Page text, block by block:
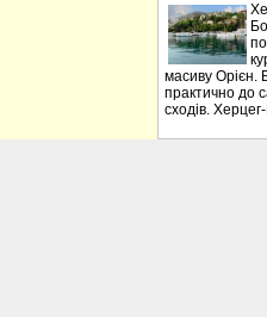
масиву Орієн.
практично до
сходів.